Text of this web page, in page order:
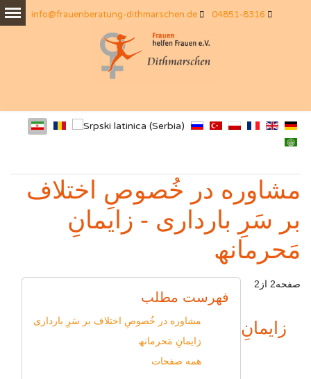
04851-8316
info@frauenberatung-dithmarschen.de
مشاوره در خُصوصِ اختلاف
بر سَرِ بارداری - زایمانِ
مَحرمانھ
فهرست مطلب
مشاوره در خُصوصِ اختلاف بر سَرِ بارداری
زایمانِ مَحرمانھ
همه صفحات
صفحه2 از2
زایمانِ